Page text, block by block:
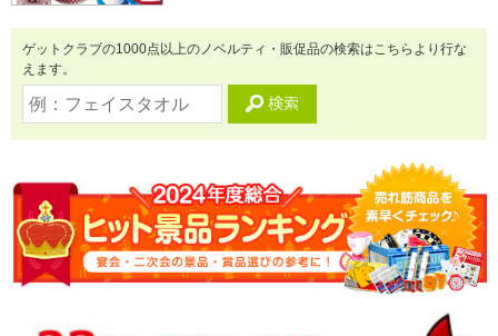
ゲットクラブの1000点以上のノベルティ・販促品の検索はこちらより行な
えます。